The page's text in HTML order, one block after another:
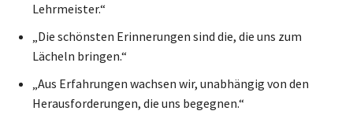
Lehrmeister.“
„Die schönsten Erinnerungen sind die, die uns zum
Lächeln bringen.“
„Aus Erfahrungen wachsen wir, unabhängig von den
Herausforderungen, die uns begegnen.“